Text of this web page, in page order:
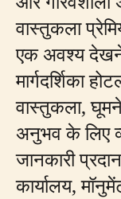
वास्तुकला
एक अवश्य देखने
मार्गदर्शिका
वास्तुकला,
अनुभव के लिए
जानकारी
कार्यालय,